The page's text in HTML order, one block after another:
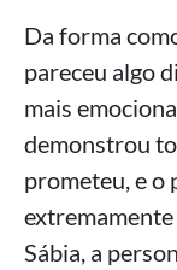
Da forma
pareceu algo
mais
demonstrou
prometeu, e o
extremamente
Sábia, a